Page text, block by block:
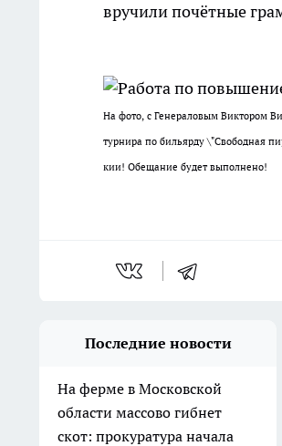
вручили почётные
На фото, с Генераловым Виктором
турнира по бильярду \"Свободная
кии! Обещание будет выполнено!
Последние новости
На ферме в Московской
области массово гибнет
скот: прокуратура начала